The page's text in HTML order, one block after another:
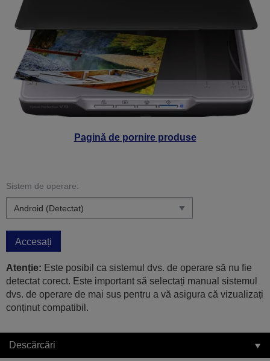
Pagină de pornire produse
Sistem de operare:
Accesați
Atenție: Este posibil ca sistemul dvs. de operare să nu fie
detectat corect. Este important să selectați manual sistemul
dvs. de operare de mai sus pentru a vă asigura că vizualizați
conținut compatibil.
Descărcări